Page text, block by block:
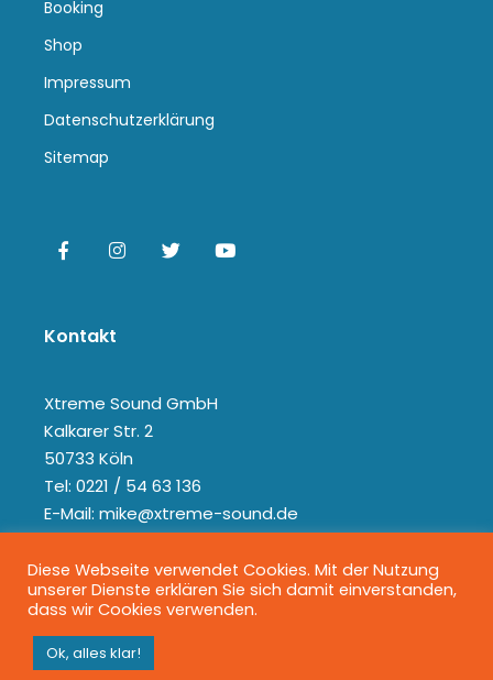
Booking
Shop
Impressum
Datenschutzerklärung
Sitemap
Kontakt
Xtreme Sound GmbH
Kalkarer Str. 2
50733 Köln
Tel: 0221 / 54 63 136
E-Mail: mike@xtreme-sound.de
Diese Webseite verwendet Cookies. Mit der Nutzung
unserer Dienste erklären Sie sich damit einverstanden,
dass wir Cookies verwenden.
Ok, alles klar!